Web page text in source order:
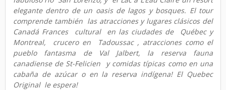
elegante dentro de un oasis de lagos y bosques. El tour
comprende también las atracciones y lugares clásicos del
Canadá Frances cultural en las ciudades de Québec y
Montreal, crucero en Tadoussac , atracciones como el
pueblo fantasma de Val Jalbert, la reserva fauna
canadiense de St-Felicien y comidas típicas como en una
cabaña de azúcar o en la reserva indígena! El Quebec
Original le espera!